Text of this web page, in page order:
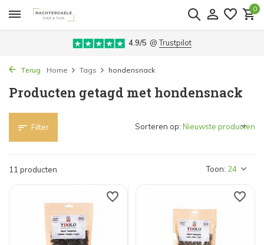
0
4.9/5 @Trustpilot
Terug Home Tags hondensnack
Producten getagd met hondensnack
Filter
11 producten Toon:
Sorteren op: